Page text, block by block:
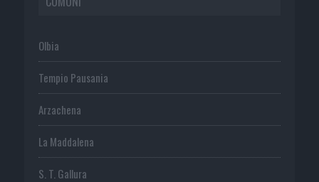
Olbia
Tempio Pausania
Arzachena
La Maddalena
S. T. Gallura